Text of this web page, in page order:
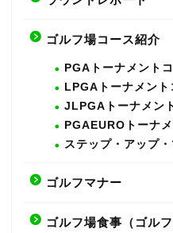
ゴルフ場コース紹介
PGAトーナメント
LPGAトーナメント
JLPGAトーナメン
PGAEUROトーナ
ステップ・アップ
ゴルフマナー
ゴルフ場食事（ゴルフ